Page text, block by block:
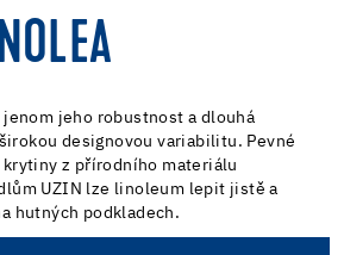
jeho robustnost a dlouhá
designovou variabilitu. Pevné
z přírodního materiálu
UZIN lze linoleum lepit jistě a
hutných podkladech.